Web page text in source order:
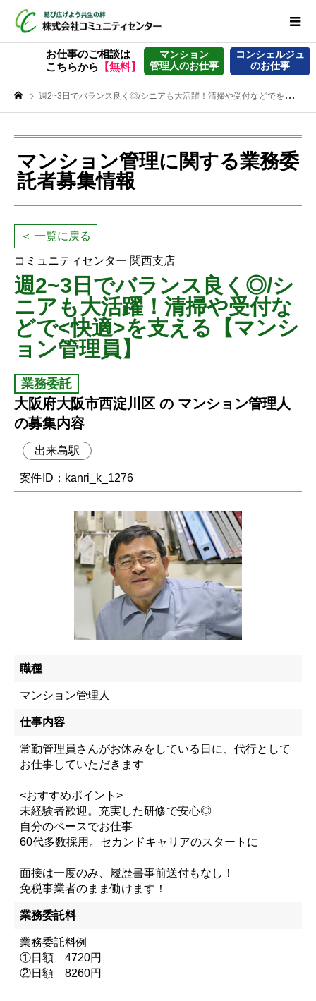
お仕事のご相談は
こちらから 【無料】
マンション
管理人のお仕事
コンシェルジュ
のお仕事
週2~3日でバランス良く◎/シニアも大活躍！清掃や受付などでを支える【マンション管理員】
マンション管理に関する業務委
託者募集情報
＜ 一覧に戻る
コミュニティセンター 関西支店
週2~3日でバランス良く◎/シ
ニアも大活躍！清掃や受付な
どで<快適>を支える【マンシ
ョン管理員】
業務委託
大阪府大阪市西淀川区 の マンション管理人
の募集内容
出来島駅
案件ID：kanri_k_1276
職種
マンション管理人
仕事内容
常勤管理員さんがお休みをしている日に、代行として
お仕事していただきます
<おすすめポイント>
未経験者歓迎。充実した研修で安心◎
自分のペースでお仕事
60代多数採用。セカンドキャリアのスタートに
面接は一度のみ、履歴書事前送付もなし！
免税事業者のまま働けます！
業務委託料
業務委託料例
①日額 4720円
②日額 8260円